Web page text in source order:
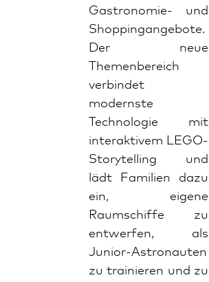
Gastronomie- und
Shoppingangebote.
Der neue
Themenbereich
verbindet
modernste
Technologie mit
interaktivem LEGO-
Storytelling und
lädt Familien dazu
ein, eigene
Raumschiffe zu
entwerfen, als
Junior-Astronauten
zu trainieren und zu